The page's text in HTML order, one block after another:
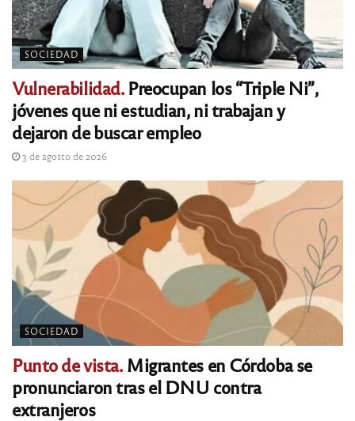
SOCIEDAD
Vulnerabilidad.Preocupan los “Triple Ni”,
jóvenes que ni estudian, ni trabajan y
dejaron de buscar empleo
3 de agosto de 2026
SOCIEDAD
Punto de vista.Migrantes en Córdoba se
pronunciaron tras el DNU contra
extranjeros